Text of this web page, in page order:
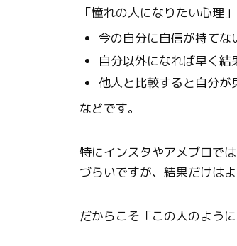
「憧れの人になりたい心理
今の自分に自信が持てな
自分以外になれば早く結
他人と比較すると自分が
などです。
特にインスタやアメブロで
づらいですが、結果だけはよ
だからこそ「この人のよう